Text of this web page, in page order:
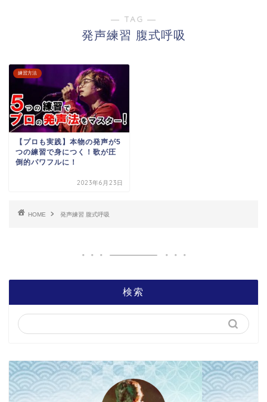
― TAG ―
発声練習 腹式呼吸
練習方法
【プロも実践】本物の発声が5
つの練習で身につく！歌が圧
倒的パワフルに！
2023年6月23日
HOME 発声練習 腹式呼吸
検索